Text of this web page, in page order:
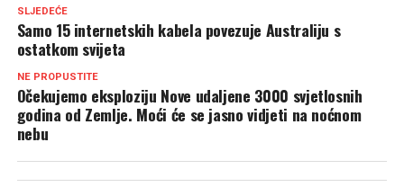
SLJEDEĆE
Samo 15 internetskih kabela povezuje Australiju s
ostatkom svijeta
NE PROPUSTITE
Očekujemo eksploziju Nove udaljene 3000 svjetlosnih
godina od Zemlje. Moći će se jasno vidjeti na noćnom
nebu